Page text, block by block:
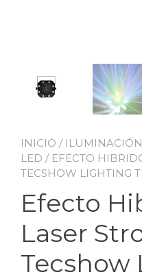
INICIO / ILUMINACIÓN
LED / EFECTO
TECSHOW LIGHTING
Efecto
Laser